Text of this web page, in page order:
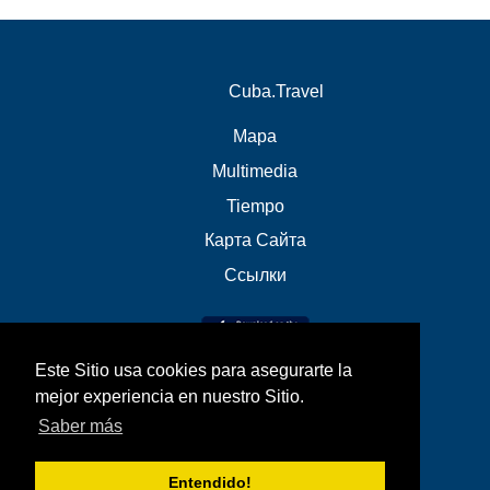
Este Sitio usa cookies para asegurarte la
mejor experiencia en nuestro Sitio.
Saber más
Entendido!
Cuba.Travel
Mapa
Multimedia
Tiempo
Карта Сайта
Ссылки